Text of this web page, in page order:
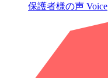
保護者様の声 Voice